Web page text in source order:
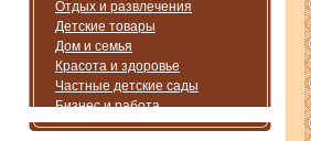
Отдых и развлечения
Детские товары
Дом и семья
Красота и здоровье
Частные детские сады
Бизнес и работа